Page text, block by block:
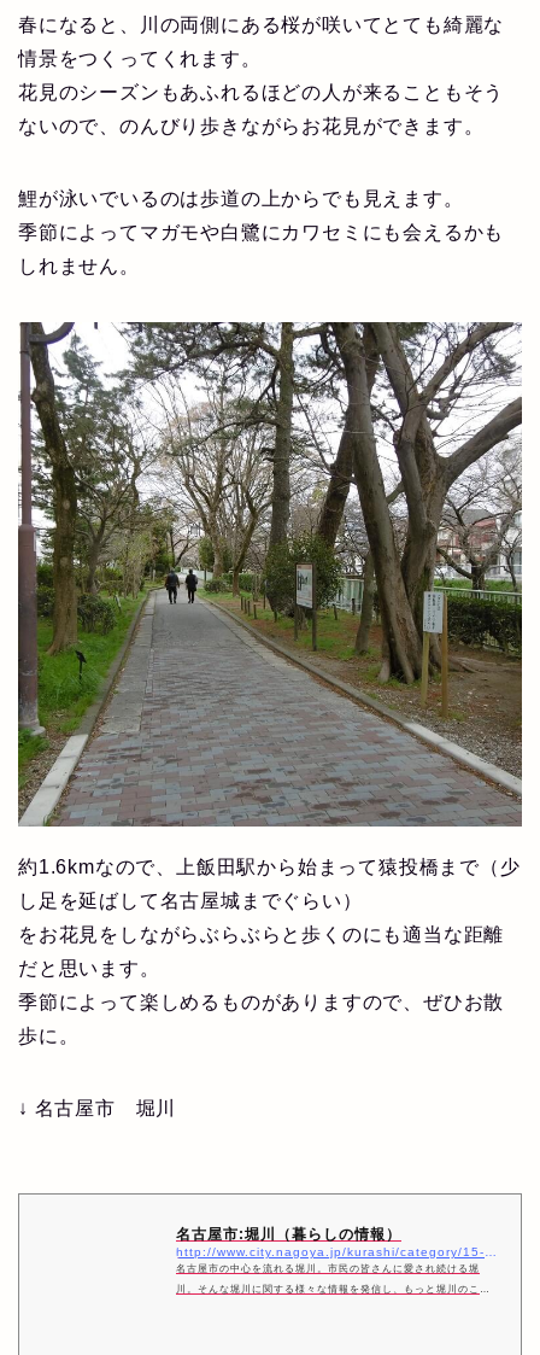
春になると、川の両側にある桜が咲いてとても綺麗な
情景をつくってくれます。
花見のシーズンもあふれるほどの人が来ることもそう
ないので、のんびり歩きながらお花見ができます。
鯉が泳いでいるのは歩道の上からでも見えます。
季節によってマガモや白鷺にカワセミにも会えるかも
しれません。
約1.6kmなので、上飯田駅から始まって猿投橋まで（少
し足を延ばして名古屋城までぐらい）
をお花見をしながらぶらぶらと歩くのにも適当な距離
だと思います。
季節によって楽しめるものがありますので、ぜひお散
歩に。
↓ 名古屋市 堀川
名古屋市:堀川（暮らしの情報）
http://www.city.nagoya.jp/kurashi/category/15-4-4-0-0-0-0-0-0-0.html
名古屋市の中心を流れる堀川。市民の皆さんに愛され続ける堀
川。そんな堀川に関する様々な情報を発信し、もっと堀川のこと